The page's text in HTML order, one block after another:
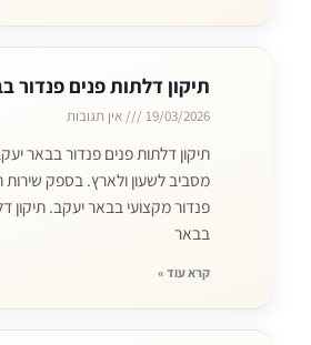
תיקון דלתות פנים פנדור
19/03/2026 אין תגובות
תיקון דלתות פנים פנדור בבאר
מסביב לשעון ולארץ. בספק שירות
פנדור מקצועי בבאר יעקב. תיקון
בבאר
קרא עוד »